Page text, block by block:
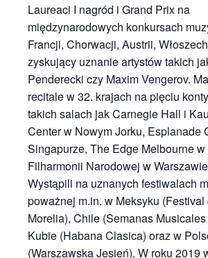
Laureaci I nagród i Grand Prix na
międzynarodowych konkursach
Francji, Chorwacji, Austrii,
zyskujący uznanie artystów takich
Penderecki czy Maxim Vengerov.
recitale w 32. krajach na pięciu
takich salach jak Carnegie Hall i
Center w Nowym Jorku, Esplanade
Singapurze, The Edge Melbourne
Filharmonii Narodowej w
Wystąpili na uznanych festiwalach
poważnej m.in. w Meksyku
Morelia), Chile (Semanas
Kubie (Habana Clasica) oraz w
(Warszawska Jesień). W roku 2019